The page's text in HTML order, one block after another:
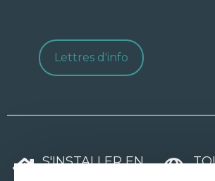
Lettres d'info
S'INSTALLER EN